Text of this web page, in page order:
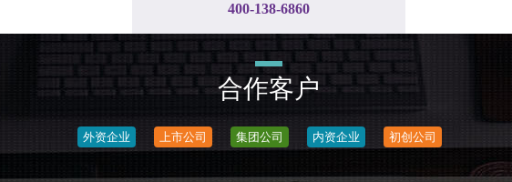
400-138-6860
合作客户
外资企业 上市公司 集团公司 内资企业 初创公司